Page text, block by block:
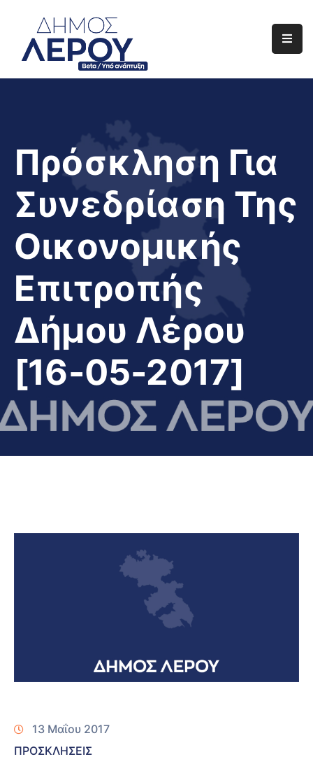
Αρχική
Διαφάνεια
Το
Νησί
Μας
Πρόσκληση Για
Συνεδρίαση Της
Οικονομικής
Επιτροπής
Δήμου Λέρου
[16-05-2017]
13 Μαΐου 2017
ΠΡΟΣΚΛΗΣΕΙΣ